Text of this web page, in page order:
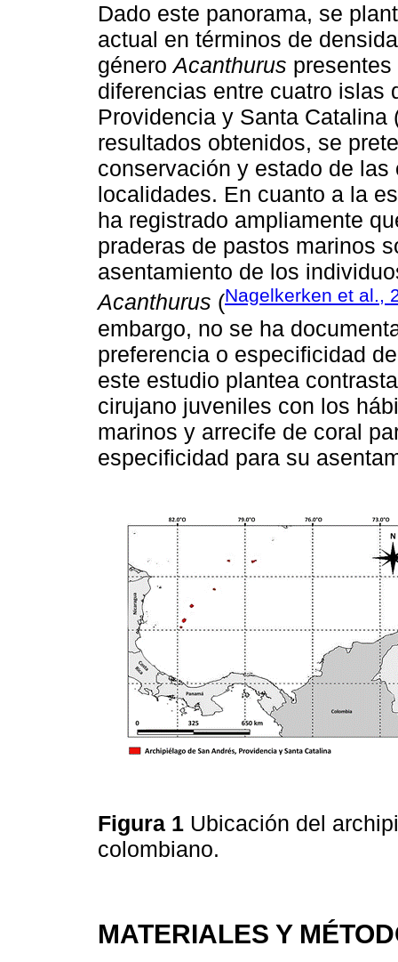
Dado este panorama, se
actual en términos de
géneroAcanthurus
diferencias entre cuatro islas
Providencia y Santa
resultados obtenidos, se
conservación y estado de
localidades. En cuanto a la
ha registrado ampliamente
praderas de pastos marinos
asentamiento de los
Acanthurus (Nagelkerken et al.,
embargo, no se ha
preferencia o especificidad
este estudio plantea
cirujano juveniles con los
marinos y arrecife de coral
especificidad para su
Figura 1 Ubicación del
colombiano.
MATERIALES Y